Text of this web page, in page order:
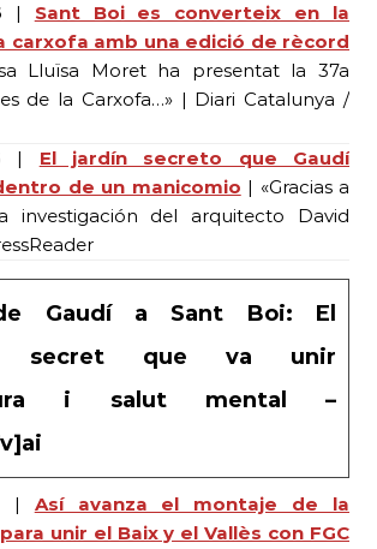
| Sant Boi es converteix en la
carxofa amb una edició de rècord
Lluïsa Moret ha presentat la 37a
de la Carxofa…» | Diari Catalunya /
| El jardín secreto que Gaudí
de un manicomio | «Gracias a
investigación del arquitecto David
de Gaudí a Sant Boi: El
secret que va unir
i salut mental –
| Así avanza el montaje de la
unir el Baix y el Vallès con FGC